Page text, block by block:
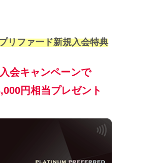
リファード新規入会特典
会キャンペーンで
円相当プレゼント